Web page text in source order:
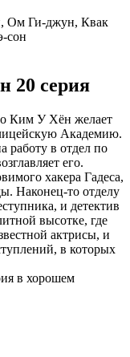
Ом Ги-джун, Квак
сон
20 серия
Ким У Хён желает
Академию.
работу в отдел по
его.
хакера Гадеса,
Наконец-то отделу
и детектив
высотке, где
актрисы, и
в которых
в хорошем